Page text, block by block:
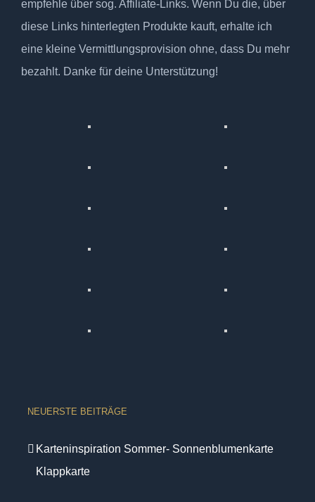
empfehle über sog. Affiliate-Links. Wenn Du die, über
diese Links hinterlegten Produkte kauft, erhalte ich
eine kleine Vermittlungsprovision ohne, dass Du mehr
bezahlt. Danke für deine Unterstützung!
NEUERSTE BEITRÄGE
Karteninspiration Sommer- Sonnenblumenkarte
Klappkarte